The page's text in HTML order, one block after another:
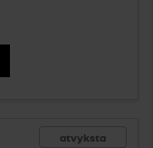
atvyksta